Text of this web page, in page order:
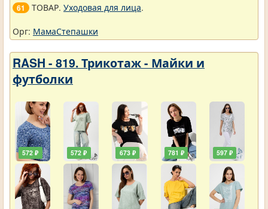
61 ТОВАР. Уходовая для лица.
Орг: МамаСтепашки
RASH - 819. Трикотаж - Майки и
футболки
572 ₽ 572 ₽ 673 ₽ 781 ₽ 597 ₽